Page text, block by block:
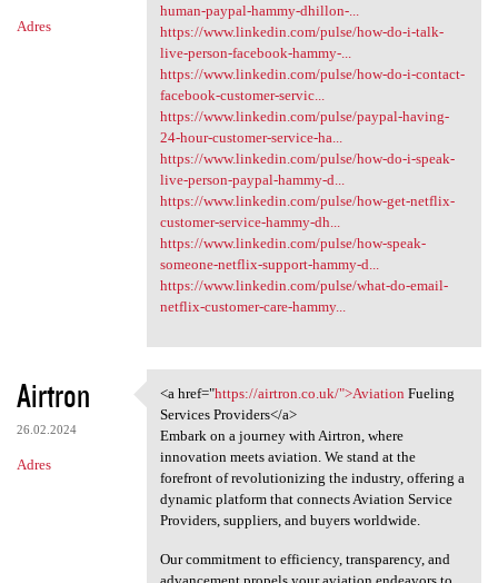
Adres
human-paypal-hammy-dhillon-...
https://www.linkedin.com/pulse/how-do-i-talk-
live-person-facebook-hammy-...
https://www.linkedin.com/pulse/how-do-i-contact-
facebook-customer-servic...
https://www.linkedin.com/pulse/paypal-having-
24-hour-customer-service-ha...
https://www.linkedin.com/pulse/how-do-i-speak-
live-person-paypal-hammy-d...
https://www.linkedin.com/pulse/how-get-netflix-
customer-service-hammy-dh...
https://www.linkedin.com/pulse/how-speak-
someone-netflix-support-hammy-d...
https://www.linkedin.com/pulse/what-do-email-
netflix-customer-care-hammy...
Airtron
26.02.2024
Adres
<a href="https://airtron.co
<a href="https://airtron.co.uk/">Aviation Fueling
Services Providers</a>
Embark on a journey with Airtron, where
innovation meets aviation. We stand at the
forefront of revolutionizing the industry, offering a
dynamic platform that connects Aviation Service
Providers, suppliers, and buyers worldwide.
Our commitment to efficiency, transparency, and